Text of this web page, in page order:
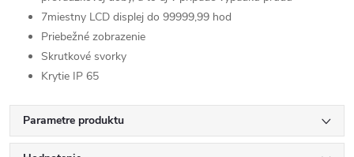
7miestny LCD displej do 99999,99 hod
Priebežné zobrazenie
Skrutkové svorky
Krytie IP 65
Parametre produktu